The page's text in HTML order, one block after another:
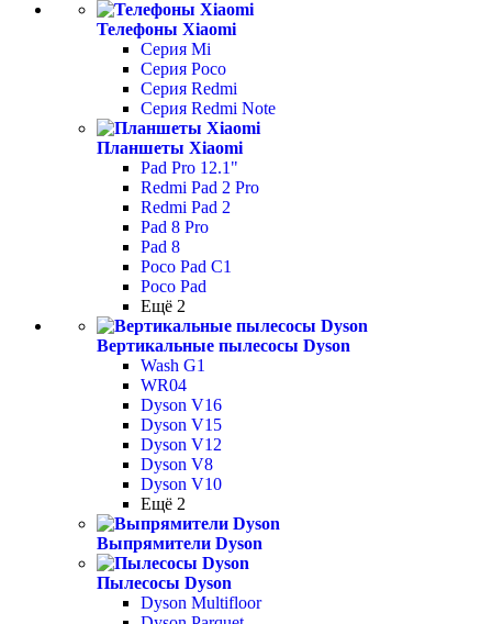
Телефоны Xiaomi
Серия Mi
Серия Poco
Серия Redmi
Серия Redmi Note
Планшеты Xiaomi
Pad Pro 12.1"
Redmi Pad 2 Pro
Redmi Pad 2
Pad 8 Pro
Pad 8
Poco Pad С1
Poco Pad
Ещё 2
Вертикальные пылесосы Dyson
Wash G1
WR04
Dyson V16
Dyson V15
Dyson V12
Dyson V8
Dyson V10
Ещё 2
Выпрямители Dyson
Пылесосы Dyson
Dyson Multifloor